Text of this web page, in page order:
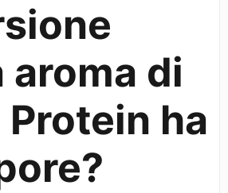
aroma di
Protein ha